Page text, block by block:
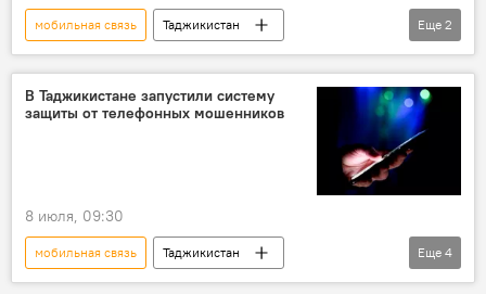
мобильная связь
Таджикистан
Служба связи Таджикистана
штраф
Еще 2
В Таджикистане запустили систему
защиты от телефонных мошенников
8 июля, 09:30
мобильная связь
Таджикистан
мошенничество
Общество
Еще 4